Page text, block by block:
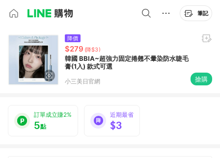
筆記
降價
$279 (降$3)
韓國 BBIA~超強力固定捲翹不暈染防水睫毛
膏(1入) 款式可選
小三美日官網 搶購
訂單成立賺2%
5點
近期最省
$3